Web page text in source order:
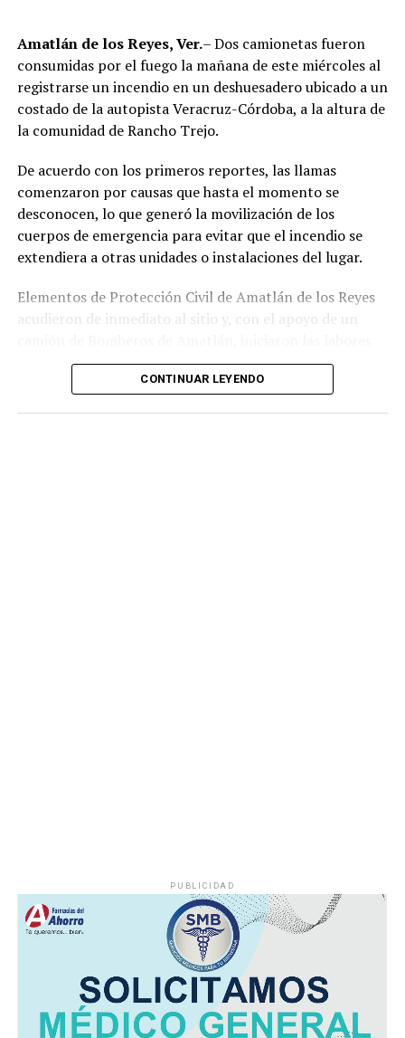
Tras varios meses de proceso penal, el juez consideró
acreditada la responsabilidad de Anselmo “N”, Jesús “N”,
Diego “N”, Lauro Arturo “N”, Dana Natalia “N” y
Bonifacio “N”, imponiéndoles una pena de cuatro años y
nueve meses de prisión.
Los ahora sentenciados formaban parte de la Policía
Municipal de Coscomatepec durante la administración
del alcalde de Movimiento Ciudadano, Armando Reyes
Muñoz, y permanecerán recluidos en el Centro de
Reinserción Social de Mediana Seguridad de La Toma, en
Amatlán de los Reyes, donde cumplirán la condena.
corresponde únicamente a seis de ellos. Hasta el
momento, las autoridades no han informado la situación
jurídica del séptimo implicado.
Amatlán de los Reyes, Ver.– Dos camionetas fueron
consumidas por el fuego la mañana de este miércoles al
registrarse un incendio en un deshuesadero ubicado a un
costado de la autopista Veracruz-Córdoba, a la altura de
la comunidad de Rancho Trejo.
De acuerdo con los primeros reportes, las llamas
comenzaron por causas que hasta el momento se
desconocen, lo que generó la movilización de los
cuerpos de emergencia para evitar que el incendio se
extendiera a otras unidades o instalaciones del lugar.
Elementos de Protección Civil de Amatlán de los Reyes
acudieron de inmediato al sitio y, con el apoyo de un
para sofocar el fuego, logrando controlar la emergencia
tras varios minutos de trabajo.
CONTINUAR LEYENDO
PUBLICIDAD